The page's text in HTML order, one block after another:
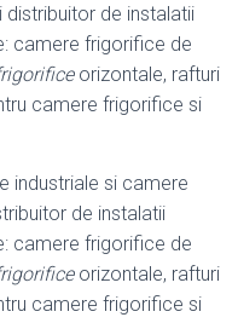
de instalatii
camere frigorifice de
orizontale, rafturi
camere frigorifice si
industriale si camere
de instalatii
camere frigorifice de
orizontale, rafturi
camere frigorifice si